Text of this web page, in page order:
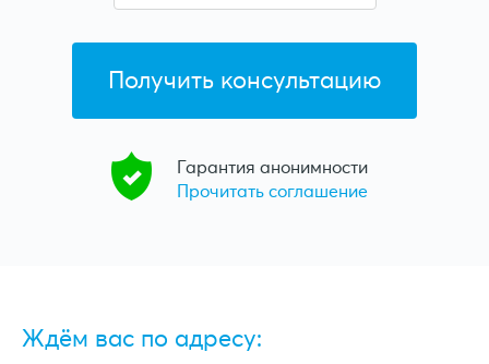
Гарантия анонимности
Прочитать соглашение
Ждём вас по адресу: